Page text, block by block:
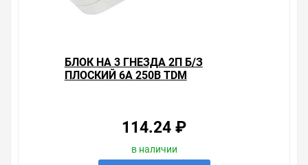
БЛОК НА 3 ГНЕЗДА 2П Б/З
ПЛОСКИЙ 6А 250B TDM
114.24 ₽
в наличии